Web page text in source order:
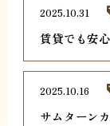
賃貸でも安
2025.10.31
サムターン
2025.10.16